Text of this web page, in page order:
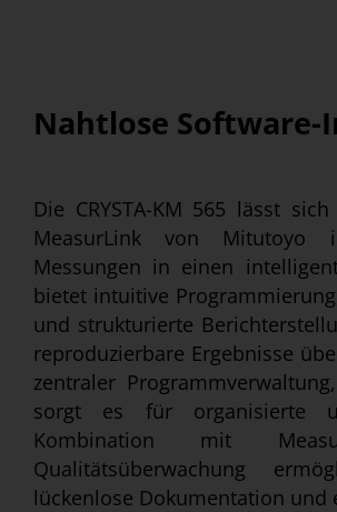
Nahtlose
Die CRYSTA-KM 565 lässt
MeasurLink von Mitutoyo
Messungen in einen
bietet intuitive
und strukturierte
reproduzierbare Ergebnisse
zentraler
sorgt es für organisierte
Kombination mit
Qualitätsüberwachung
lückenlose Dokumentation und